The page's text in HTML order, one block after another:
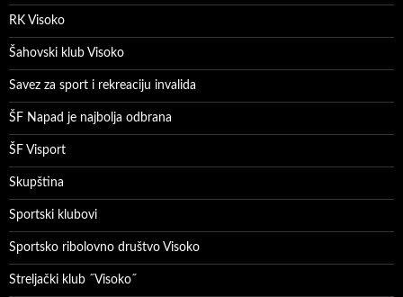
RK Visoko
Šahovski klub Visoko
Savez za sport i rekreaciju invalida
ŠF Napad je najbolja odbrana
ŠF Visport
Skupština
Sportski klubovi
Sportsko ribolovno društvo Visoko
Streljački klub ˝Visoko˝